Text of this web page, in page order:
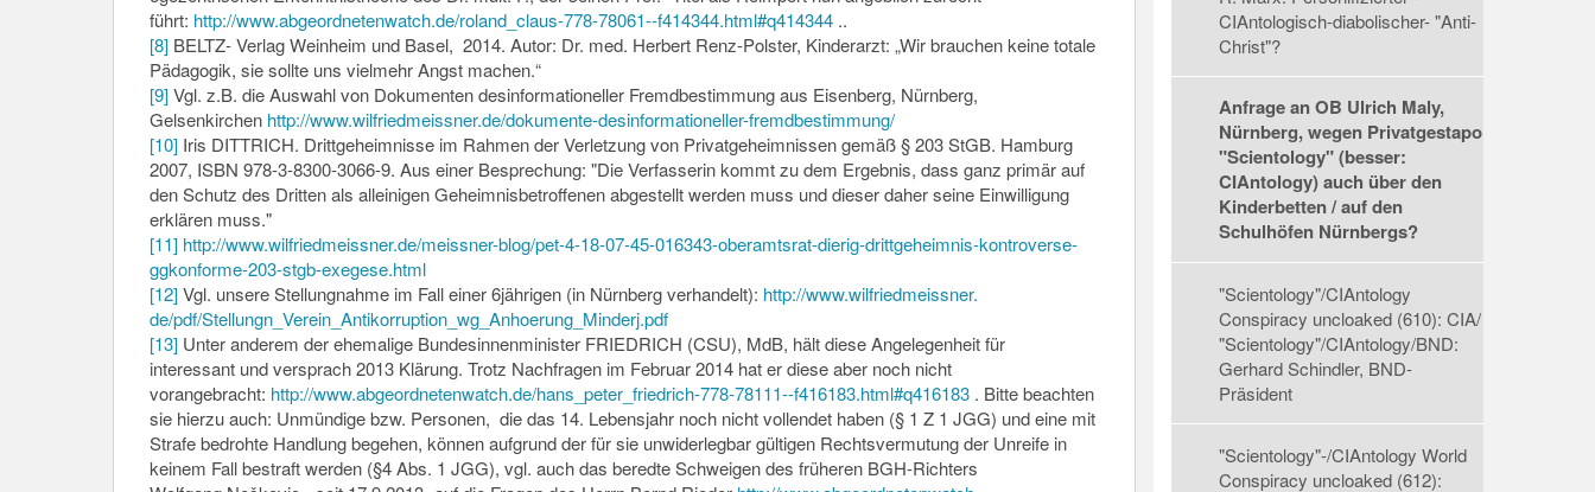
führt: http://www.abgeordnetenwatch.de/roland_claus-778-78061--f414344.html#q414344..
[8]BELTZ- Verlag Weinheim und Basel, 2014. Autor: Dr. med. Herbert Renz-Polster, Kinderarzt: „Wir brauchen keine totale
Pädagogik, sie sollte uns vielmehr Angst machen.“
[9]Vgl. z.B. die Auswahl von Dokumenten desinformationeller Fremdbestimmung aus Eisenberg, Nürnberg,
Gelsenkirchen http://www.wilfriedmeissner.de/dokumente-desinformationeller-fremdbestimmung/
[10]Iris DITTRICH. Drittgeheimnisse im Rahmen der Verletzung von Privatgeheimnissen gemäß § 203 StGB. Hamburg
2007, ISBN 978-3-8300-3066-9. Aus einer Besprechung: "Die Verfasserin kommt zu dem Ergebnis, dass ganz primär auf
den Schutz des Dritten als alleinigen Geheimnisbetroffenen abgestellt werden muss und dieser daher seine Einwilligung
erklären muss."
[11] http://www.wilfriedmeissner.de/meissner-blog/pet-4-18-07-45-016343-oberamtsrat-dierig-drittgeheimnis-kontroverse-
ggkonforme-203-stgb-exegese.html
[12]Vgl. unsere Stellungnahme im Fall einer 6jährigen (in Nürnberg verhandelt): http://www.wilfriedmeissner.
de/pdf/Stellungn_Verein_ Antikorruption_wg_Anhoerung_ Minderj.pdf
[13]Unter anderem der ehemalige Bundesinnenminister FRIEDRICH (CSU), MdB, hält diese Angelegenheit für
interessant und versprach 2013 Klärung. Trotz Nachfragen im Februar 2014 hat er diese aber noch nicht
vorangebracht: http://www.abgeordnetenwatch.de/hans_peter_friedrich-778-78111--f416183.html#q416183. Bitte beachten
sie hierzu auch: Unmündige bzw. Personen, die das 14. Lebensjahr noch nicht vollendet haben (§ 1 Z 1 JGG) und eine mit
Strafe bedrohte Handlung begehen, können aufgrund der für sie unwiderlegbar gültigen Rechtsvermutung der Unreife in
keinem Fall bestraft werden (§4 Abs. 1 JGG), vgl. auch das beredte Schweigen des früheren BGH-Richters
CIAntologisch-diabolischer- "Anti-
Christ"?
Anfrage an OB Ulrich Maly,
Nürnberg, wegen Privatgestapo
"Scientology" (besser:
CIAntology) auch über den
Kinderbetten / auf den
Schulhöfen Nürnbergs?
"Scientology"/CIAntology
Conspiracy uncloaked (610): CIA/
"Scientology"/CIAntology/BND:
Gerhard Schindler, BND-
Präsident
"Scientology"-/CIAntology World
Conspiracy uncloaked (612):